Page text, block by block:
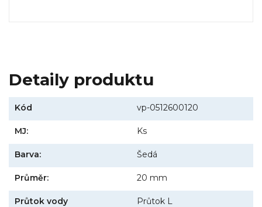
Detaily produktu
Kód vp-0512600120
MJ: Ks
Barva: Šedá
Průměr: 20 mm
Průtok vody Průtok L